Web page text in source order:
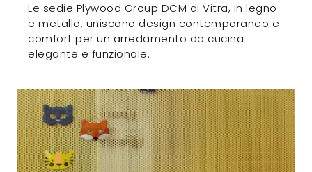
Le sedie Plywood Group DCM di Vitra, in legno
e metallo, uniscono design contemporaneo e
comfort per un arredamento da cucina
elegante e funzionale.